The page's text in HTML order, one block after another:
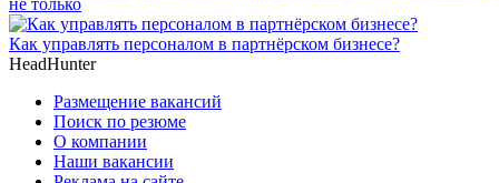
Как управлять персоналом в партнёрском бизнесе?
HeadHunter
Размещение вакансий
Поиск по резюме
О компании
Наши вакансии